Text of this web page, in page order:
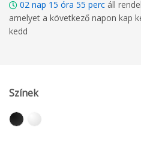
02 nap 15 óra 55 perc áll
amelyet a következő napon kap
kedd
Színek